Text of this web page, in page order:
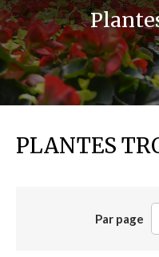
PLANTES
Par page